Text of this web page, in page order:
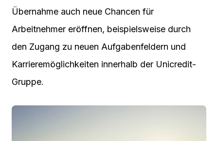
Übernahme auch neue Chancen für
Arbeitnehmer eröffnen, beispielsweise durch
den Zugang zu neuen Aufgabenfeldern und
Karrieremöglichkeiten innerhalb der Unicredit-
Gruppe.